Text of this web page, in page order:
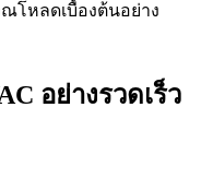
โหลดเบื้องต้นอย่าง
อย่างรวดเร็ว